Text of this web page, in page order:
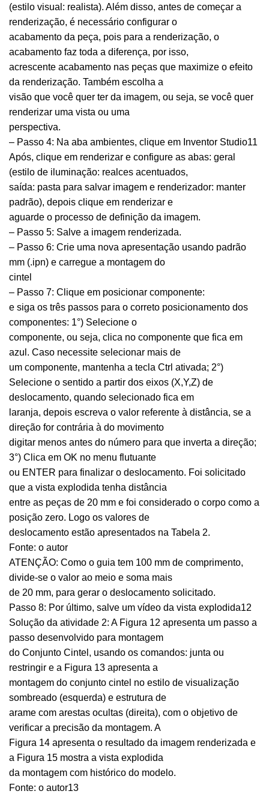
(estilo visual: realista). Além disso, antes de começar a
renderização, é necessário configurar o
acabamento da peça, pois para a renderização, o
acabamento faz toda a diferença, por isso,
acrescente acabamento nas peças que maximize o efeito
da renderização. Também escolha a
visão que você quer ter da imagem, ou seja, se você quer
renderizar uma vista ou uma
perspectiva.
– Passo 4: Na aba ambientes, clique em Inventor Studio11
Após, clique em renderizar e configure as abas: geral
(estilo de iluminação: realces acentuados,
saída: pasta para salvar imagem e renderizador: manter
padrão), depois clique em renderizar e
aguarde o processo de definição da imagem.
– Passo 5: Salve a imagem renderizada.
– Passo 6: Crie uma nova apresentação usando padrão
mm (.ipn) e carregue a montagem do
cintel
– Passo 7: Clique em posicionar componente:
e siga os três passos para o correto posicionamento dos
componentes: 1°) Selecione o
componente, ou seja, clica no componente que fica em
azul. Caso necessite selecionar mais de
um componente, mantenha a tecla Ctrl ativada; 2°)
Selecione o sentido a partir dos eixos (X,Y,Z) de
deslocamento, quando selecionado fica em
laranja, depois escreva o valor referente à distância, se a
direção for contrária à do movimento
digitar menos antes do número para que inverta a direção;
3°) Clica em OK no menu flutuante
ou ENTER para finalizar o deslocamento. Foi solicitado
que a vista explodida tenha distância
entre as peças de 20 mm e foi considerado o corpo como a
posição zero. Logo os valores de
deslocamento estão apresentados na Tabela 2.
Fonte: o autor
ATENÇÃO: Como o guia tem 100 mm de comprimento,
divide-se o valor ao meio e soma mais
de 20 mm, para gerar o deslocamento solicitado.
Passo 8: Por último, salve um vídeo da vista explodida12
Solução da atividade 2: A Figura 12 apresenta um passo a
passo desenvolvido para montagem
do Conjunto Cintel, usando os comandos: junta ou
restringir e a Figura 13 apresenta a
montagem do conjunto cintel no estilo de visualização
sombreado (esquerda) e estrutura de
arame com arestas ocultas (direita), com o objetivo de
verificar a precisão da montagem. A
Figura 14 apresenta o resultado da imagem renderizada e
a Figura 15 mostra a vista explodida
da montagem com histórico do modelo.
Fonte: o autor13